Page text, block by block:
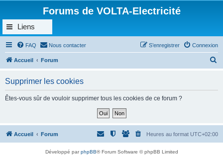
Forums de VOLTA-Electricité
Liens
FAQ Nous contacter Connexion
S’enregistrer
Accueil Forum
h
Supprimer les cookies
Êtes-vous sûr de vouloir supprimer tous les cookies de ce forum ?
Accueil Forum Heures au format UTC+02:00
Développé parphpBB® Forum Software © phpBB Limited